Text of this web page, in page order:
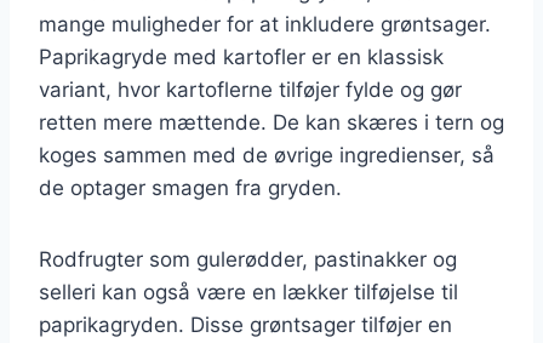
mange muligheder for at inkludere grøntsager.
Paprikagryde med kartofler er en klassisk
variant, hvor kartoflerne tilføjer fylde og gør
retten mere mættende. De kan skæres i tern og
koges sammen med de øvrige ingredienser, så
de optager smagen fra gryden.
Rodfrugter som gulerødder, pastinakker og
selleri kan også være en lækker tilføjelse til
paprikagryden. Disse grøntsager tilføjer en